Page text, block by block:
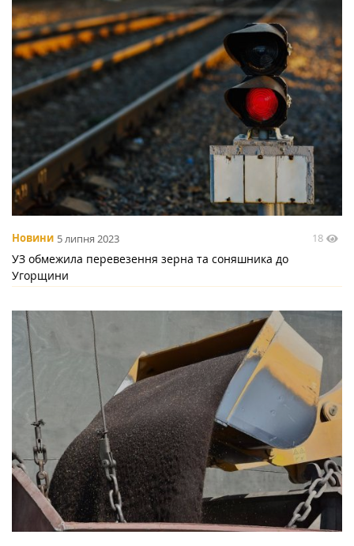
Новини 5 липня 2023 18
УЗ обмежила перевезення зерна та соняшника до
Угорщини